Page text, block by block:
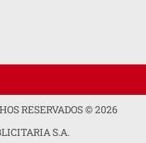
RESERVADOS ©2026
S.A.